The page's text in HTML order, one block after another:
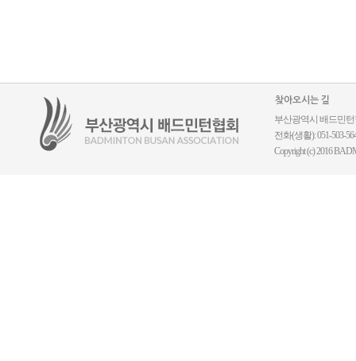
찾아오시는 길
부산광역시 배드민턴
전화(생활): 051-503-
Copyright (c) 2016